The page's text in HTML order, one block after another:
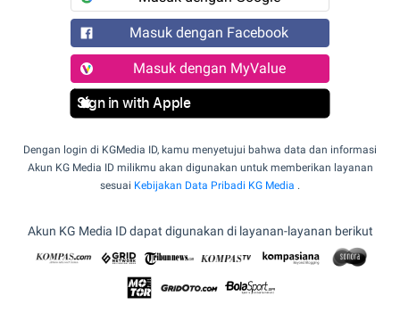
Masuk dengan Facebook
Masuk dengan MyValue
Sign in with Apple
Dengan login di KGMedia ID, kamu menyetujui bahwa data dan informasi
Akun KG Media ID milikmu akan digunakan untuk memberikan layanan
sesuai Kebijakan Data Pribadi KG Media .
Akun KG Media ID dapat digunakan di layanan-layanan berikut